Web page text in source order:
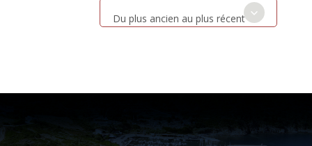
Du plus ancien au plus récent